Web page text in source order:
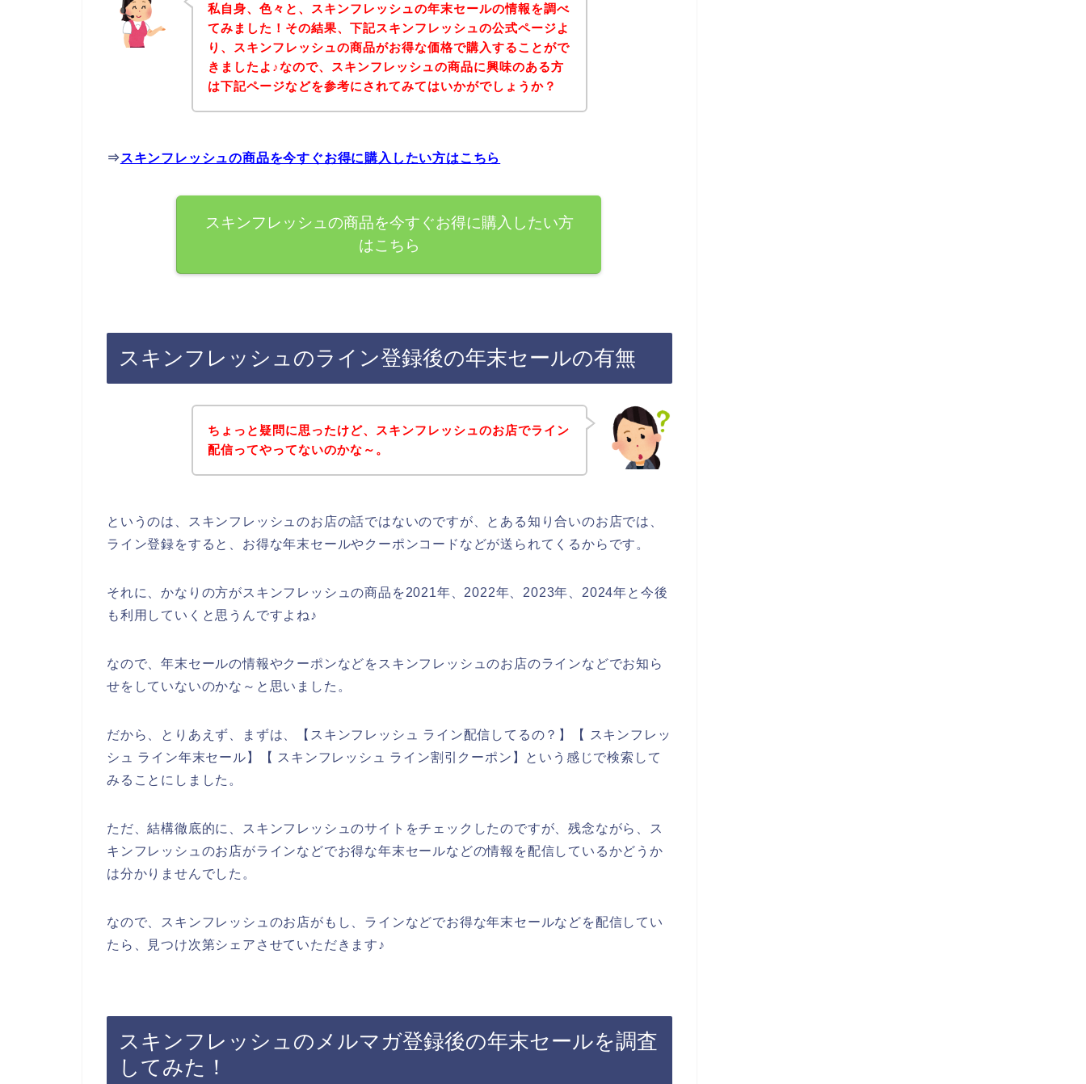
私自身、色々と、スキンフレッシュの年末セールの情報を調べ
てみました！その結果、下記スキンフレッシュの公式ページよ
り、スキンフレッシュの商品がお得な価格で購入することがで
きましたよ♪なので、スキンフレッシュの商品に興味のある方
は下記ページなどを参考にされてみてはいかがでしょうか？
⇒ スキンフレッシュの商品を今すぐお得に購入したい方はこちら
スキンフレッシュの商品を今すぐお得に購入したい方
はこちら
スキンフレッシュのライン登録後の年末セールの有無
ちょっと疑問に思ったけど、スキンフレッシュのお店でライン
配信ってやってないのかな～。
というのは、スキンフレッシュのお店の話ではないのですが、とある知り合いのお店では、
ライン登録をすると、お得な年末セールやクーポンコードなどが送られてくるからです。
それに、かなりの方がスキンフレッシュの商品を2021年、2022年、2023年、2024年と今後
も利用していくと思うんですよね♪
なので、年末セールの情報やクーポンなどをスキンフレッシュのお店のラインなどでお知ら
せをしていないのかな～と思いました。
だから、とりあえず、まずは、【スキンフレッシュ ライン配信してるの？】【 スキンフレッ
シュ ライン年末セール】【 スキンフレッシュ ライン割引クーポン】という感じで検索して
みることにしました。
ただ、結構徹底的に、スキンフレッシュのサイトをチェックしたのですが、残念ながら、ス
キンフレッシュのお店がラインなどでお得な年末セールなどの情報を配信しているかどうか
は分かりませんでした。
なので、スキンフレッシュのお店がもし、ラインなどでお得な年末セールなどを配信してい
たら、見つけ次第シェアさせていただきます♪
スキンフレッシュのメルマガ登録後の年末セールを調査
してみた！